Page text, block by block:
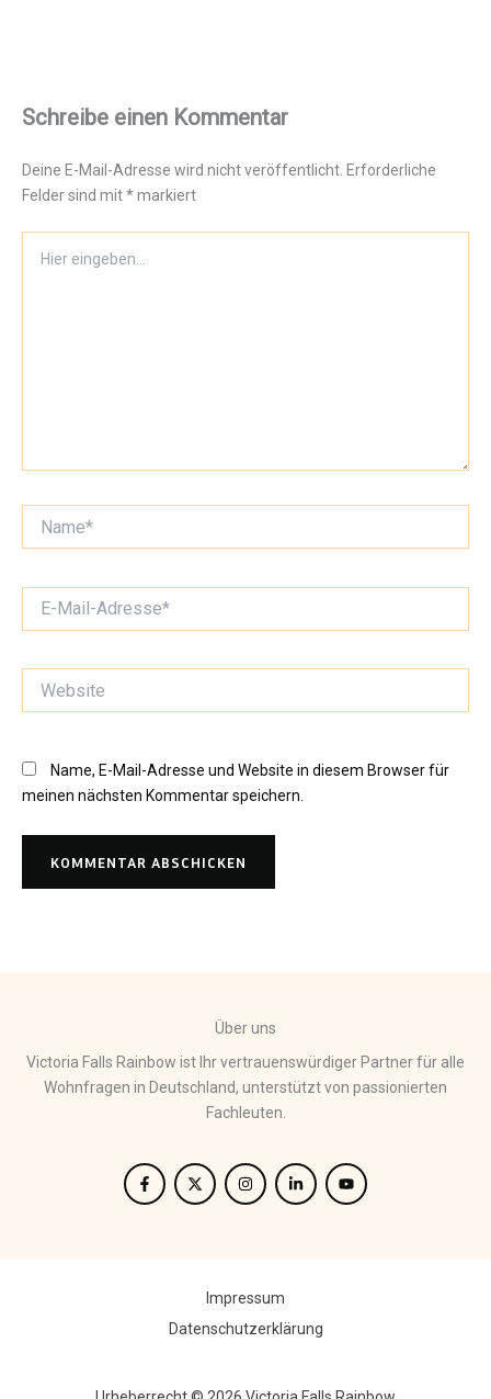
Schreibe einen Kommentar
Deine E-Mail-Adresse wird nicht veröffentlicht. Erforderliche
Felder sind mit*markiert
eingeben…
Mail-
Name, E-Mail-Adresse und Website in diesem Browser für
meinen nächsten Kommentar speichern.
Über uns
Victoria Falls Rainbow ist Ihr vertrauenswürdiger Partner für alle
Wohnfragen in Deutschland, unterstützt von passionierten
Fachleuten.
Impressum
Datenschutzerklärung